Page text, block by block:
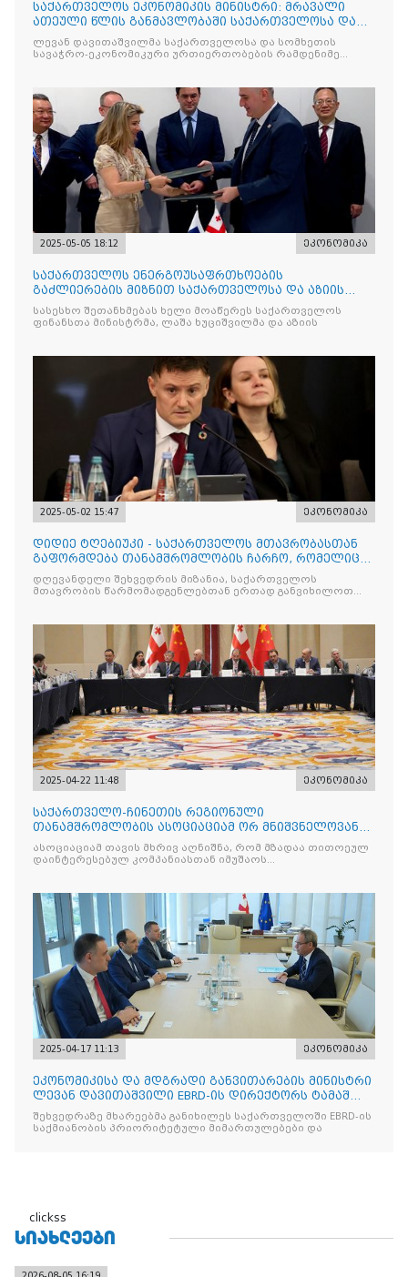
საქართველოს ეკონომიკის მინისტრი: მრავალი
ათეული წლის განმავლობაში საქართველოსა და
სომხეთს შორის მეგო
ლევან დავითაშვილმა საქართველოსა და სომხეთის
სავაჭრო-ეკონომიკური ურთიერთობების რამდენიმე
2025-05-05 18:12 ეკონომიკა
საქართველოს ენერგოუსაფრთხოების
გაძლიერების მიზნით საქართველოსა და აზიის
განვითარების ბანკს შორის შეთ
სასესხო შეთანხმებას ხელი მოაწერეს საქართველოს
ფინანსთა მინისტრმა, ლაშა ხუციშვილმა და აზიის
2025-05-02 15:47 ეკონომიკა
დიდიე ტღებიუკი - საქართველოს მთავრობასთან
გაფორმდება თანამშრომლობის ჩარჩო, რომელიც
იქნება მნიშვნელოვ
დღევანდელი შეხვედრის მიზანია, საქართველოს
მთავრობის წარმომადგენლებთან ერთად განვიხილოთ
2025-04-22 11:48 ეკონომიკა
საქართველო-ჩინეთის რეგიონული
თანამშრომლობის ასოციაციამ ორ მნიშვნელოვან
მემორანდუმს მოაწერა ხელი
ასოციაციამ თავის მხრივ აღნიშნა, რომ მზადაა თითოეულ
დაინტერესებულ კომპანიასთან იმუშაოს
2025-04-17 11:13 ეკონომიკა
ეკონომიკისა და მდგრადი განვითარების მინისტრი
ლევან დავითაშვილი EBRD-ის დირექტორს ტამაშ
ვოჟნიტს შეხვდ
შეხვედრაზე მხარეებმა განიხილეს საქართველოში EBRD-ის
საქმიანობის პრიორიტეტული მიმართულებები და
clickss
ᲡᲘᲐᲮᲚᲔᲔᲑᲘ